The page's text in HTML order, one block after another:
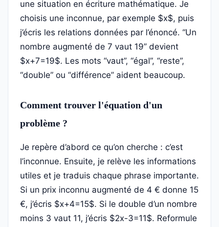
une situation en écriture mathématique. Je
choisis une inconnue, par exemple $x$, puis
j’écris les relations données par l’énoncé. “Un
nombre augmenté de 7 vaut 19” devient
$x+7=19$. Les mots “vaut”, “égal”, “reste”,
“double” ou “différence” aident beaucoup.
Comment trouver l'équation d'un
problème ?
Je repère d’abord ce qu’on cherche : c’est
l’inconnue. Ensuite, je relève les informations
utiles et je traduis chaque phrase importante.
Si un prix inconnu augmenté de 4 € donne 15
€, j’écris $x+4=15$. Si le double d’un nombre
moins 3 vaut 11, j’écris $2x-3=11$. Reformule